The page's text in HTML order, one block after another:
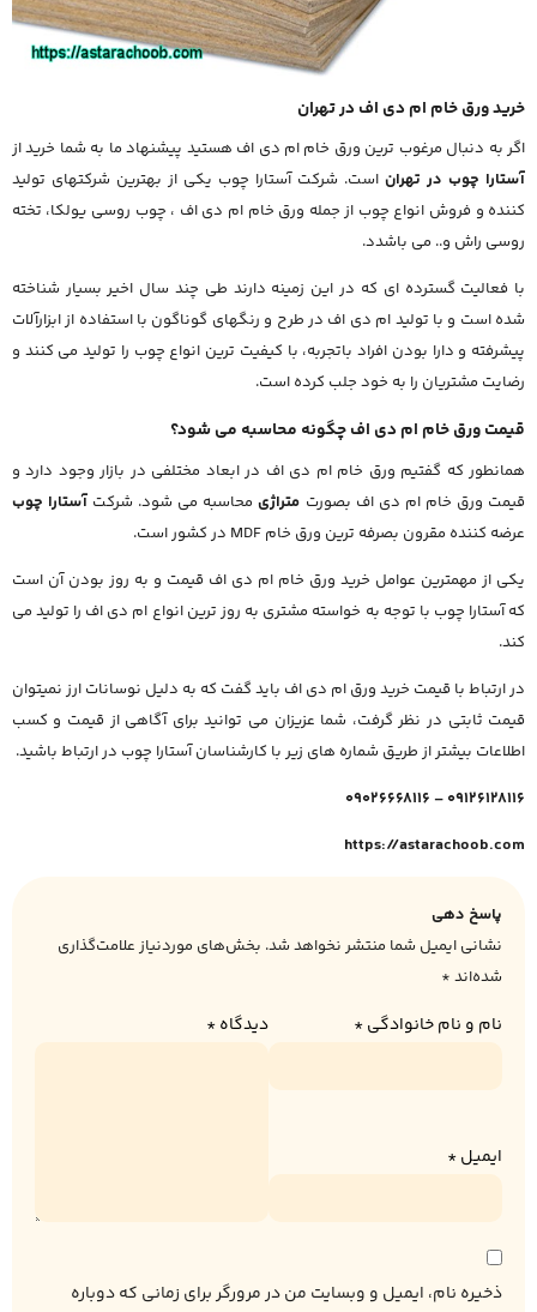
خرید ورق خام ام دی اف در تهران
اگر به دنبال مرغوب ترین ورق خام ام دی اف هستید پیشنهاد ما به شما خرید از
آستارا چوب در تهراناست. شرکت آستارا چوب یکی از بهترین شرکتهای تولید
کننده و فروش انواع چوب از جمله ورق خام ام دی اف ، چوب روسی یولکا، تخته
روسی راش و.. می باشدد.
با فعالیت گسترده ای که در این زمینه دارند طی چند سال اخیر بسیار شناخته
شده است و با تولید ام دی اف در طرح و رنگهای گوناگون با استفاده از ابزارآلات
پیشرفته و دارا بودن افراد باتجربه، با کیفیت ترین انواع چوب را تولید می کنند و
رضایت مشتریان را به خود جلب کرده است.
قیمت ورق خام ام دی اف چگونه محاسبه می شود؟
همانطور که گفتیم ورق خام ام دی اف در ابعاد مختلفی در بازار وجود دارد و
قیمت ورق خام ام دی اف بصورت متراژیمحاسبه می شود. شرکتآستارا چوب
عرضه کننده مقرون بصرفه ترین ورق خام MDF در کشور است.
یکی از مهمترین عوامل خرید ورق خام ام دی اف قیمت و به روز بودن آن است
که آستارا چوب با توجه به خواسته مشتری به روز ترین انواع ام دی اف را تولید می
کند.
در ارتباط با قیمت خرید ورق ام دی اف باید گفت که به دلیل نوسانات ارز نمیتوان
قیمت ثابتی در نظر گرفت، شما عزیزان می توانید برای آگاهی از قیمت و کسب
اطلاعات بیشتر از طریق شماره های زیر با کارشناسان آستارا چوب در ارتباط باشید.
09126128116 – 09026668116
https://astarachoob.com
پاسخ دهی
نشانی ایمیل شما منتشر نخواهد شد. بخش‌های موردنیاز علامت‌گذاری
شده‌اند *
نام و نام خانوادگی*
ایمیل*
دیدگاه*
ذخیره نام، ایمیل و وبسایت من در مرورگر برای زمانی که دوباره